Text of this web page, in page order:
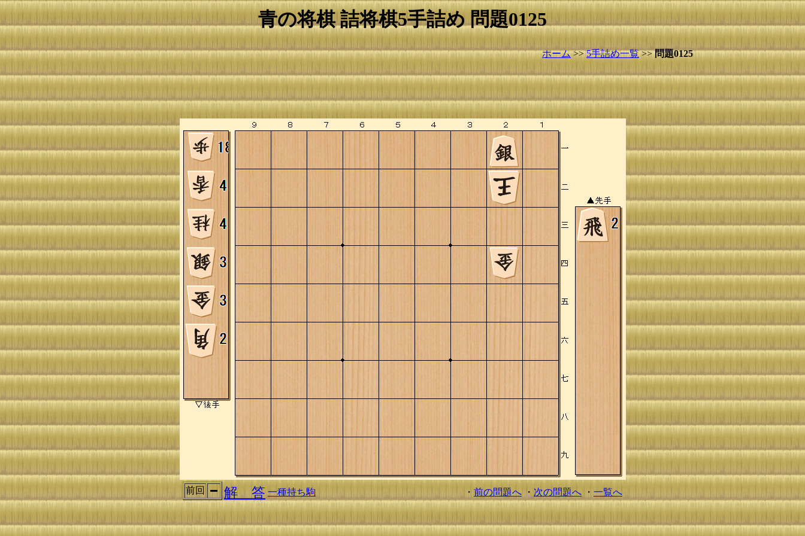
青の将棋 詰将棋5手詰め 問題0125
ホーム>>5手詰め一覧>>問題0125
前回 解 答 一種持ち駒 ・ 前の問題へ・次の問題へ ・ 一覧へ